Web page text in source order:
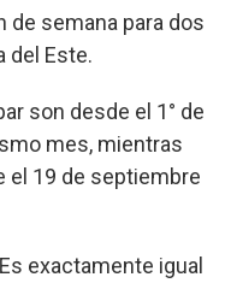
de semana para dos
del Este.
son desde el 1° de
mes, mientras
el 19 de septiembre
exactamente igual